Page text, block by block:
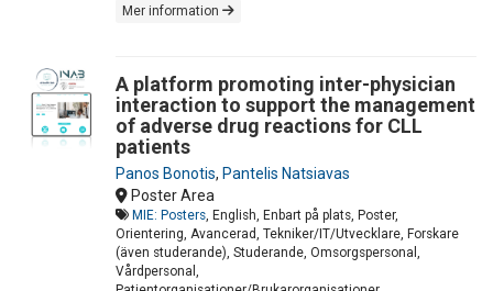
Mer information
A platform promoting inter-physician
interaction to support the management
of adverse drug reactions for CLL
patients
Panos Bonotis, Pantelis Natsiavas
Poster Area
MIE: Posters , English, Enbart på plats, Poster,
Orientering, Avancerad, Tekniker/IT/Utvecklare, Forskare
(även studerande), Studerande, Omsorgspersonal,
Vårdpersonal,